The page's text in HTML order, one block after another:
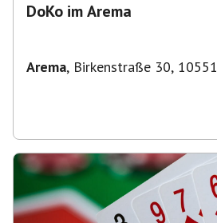
DoKo im Arema
Arema, Birkenstraße 30,